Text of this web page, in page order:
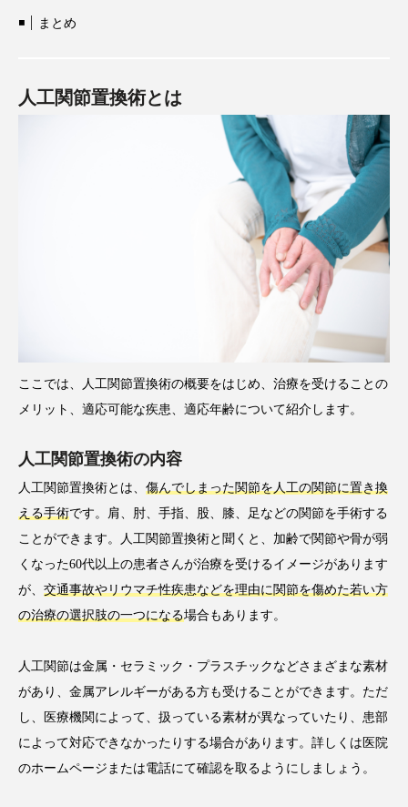
まとめ
人工関節置換術とは
ここでは、人工関節置換術の概要をはじめ、治療を受けることの
メリット、適応可能な疾患、適応年齢について紹介します。
人工関節置換術の内容
人工関節置換術とは、 傷んでしまった関節を人工の関節に置き換
える手術です。肩、肘、手指、股、膝、足などの関節を手術する
ことができます。人工関節置換術と聞くと、加齢で関節や骨が弱
くなった60代以上の患者さんが治療を受けるイメージがあります
が、 交通事故やリウマチ性疾患などを理由に関節を傷めた若い方
の治療の選択肢の一つになる場合もあります。
人工関節は金属・セラミック・プラスチックなどさまざまな素材
があり、金属アレルギーがある方も受けることができます。ただ
し、医療機関によって、扱っている素材が異なっていたり、患部
によって対応できなかったりする場合があります。詳しくは医院
のホームページまたは電話にて確認を取るようにしましょう。